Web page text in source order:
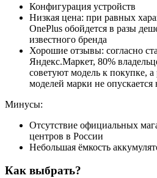
Конфигурация устройств
Низкая цена: при равных
OnePlus обойдется в разы
известного бренда
Хорошие отзывы: согласно
Яндекс.Маркет, 80%
советуют модель к покупке,
моделей марки не
Минусы:
Отсутствие официальных
центров в России
Небольшая ёмкость
Как выбрать?